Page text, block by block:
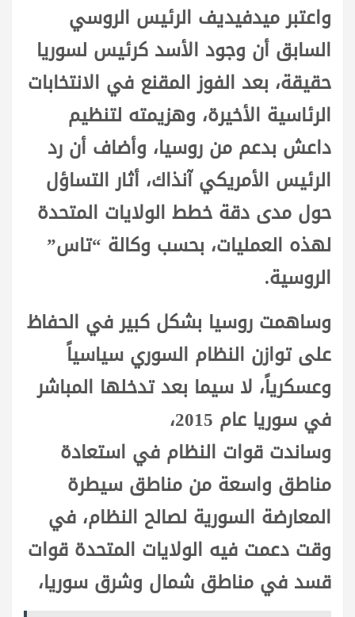
واعتبر ميدفيديف الرئيس الروسي
السابق أن وجود الأسد كرئيس لسوريا
حقيقة، بعد الفوز المقنع في الانتخابات
الرئاسية الأخيرة، وهزيمته لتنظيم
داعش بدعم من روسيا، وأضاف أن رد
الرئيس الأمريكي آنذاك، أثار التساؤل
حول مدى دقة خطط الولايات المتحدة
لهذه العمليات، بحسب وكالة “تاس”
الروسية.
وساهمت روسيا بشكل كبير في الحفاظ
على توازن النظام السوري سياسياً
وعسكرياً، لا سيما بعد تدخلها المباشر
في سوريا عام 2015،
وساندت قوات النظام في استعادة
مناطق واسعة من مناطق سيطرة
المعارضة السورية لصالح النظام، في
وقت دعمت فيه الولايات المتحدة قوات
قسد في مناطق شمال وشرق سوريا،